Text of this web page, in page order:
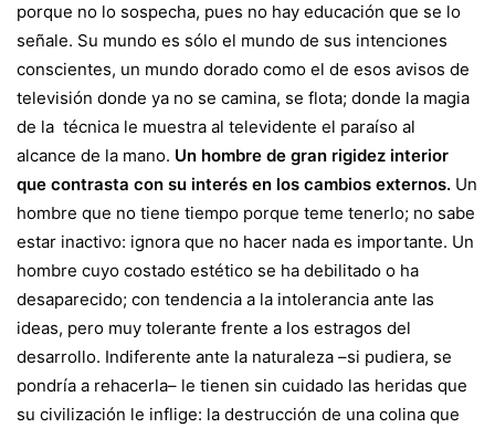
porque no lo sospecha, pues no hay educación que se lo
señale. Su mundo es sólo el mundo de sus intenciones
conscientes, un mundo dorado como el de esos avisos de
televisión donde ya no se camina, se flota; donde la magia
de la técnica le muestra al televidente el paraíso al
alcance de la mano. Un hombre de gran rigidez interior
que contrasta con su interés en los cambios externos. Un
hombre que no tiene tiempo porque teme tenerlo; no sabe
estar inactivo: ignora que no hacer nada es importante. Un
hombre cuyo costado estético se ha debilitado o ha
desaparecido; con tendencia a la intolerancia ante las
ideas, pero muy tolerante frente a los estragos del
desarrollo. Indiferente ante la naturaleza –si pudiera, se
pondría a rehacerla– le tienen sin cuidado las heridas que
su civilización le inflige: la destrucción de una colina que